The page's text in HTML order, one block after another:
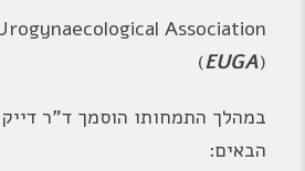
Association
(EUGA)
במהלך התמחותו הוסמך ד"ר
הבאים: